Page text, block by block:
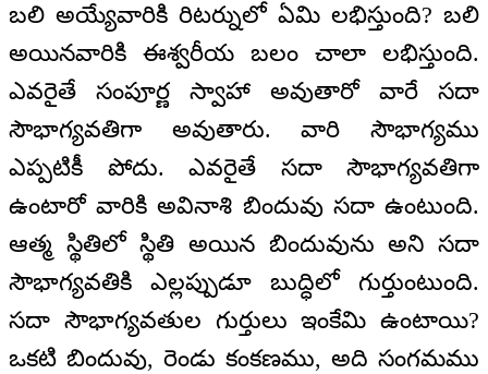
బలి అయ్యేవారికి రిటర్నులో ఏమి లభిస్తుంది? బలి
అయినవారికి ఈశ్వరీయ బలం చాలా లభిస్తుంది.
ఎవరైతే సంపూర్ణ స్వాహా అవుతారో వారే సదా
సౌభాగ్యవతిగా అవుతారు. వారి సౌభాగ్యము
ఎప్పటికీ పోదు. ఎవరైతే సదా సౌభాగ్యవతిగా
ఉంటారో వారికి అవినాశి బిందువు సదా ఉంటుంది.
ఆత్మ స్థితిలో స్థితి అయిన బిందువును అని సదా
సౌభాగ్యవతికి ఎల్లప్పుడూ బుద్ధిలో గుర్తుంటుంది.
సదా సౌభాగ్యవతుల గుర్తులు ఇంకేమి ఉంటాయి?
ఒకటి బిందువు, రెండు కంకణము, అది సంగమము